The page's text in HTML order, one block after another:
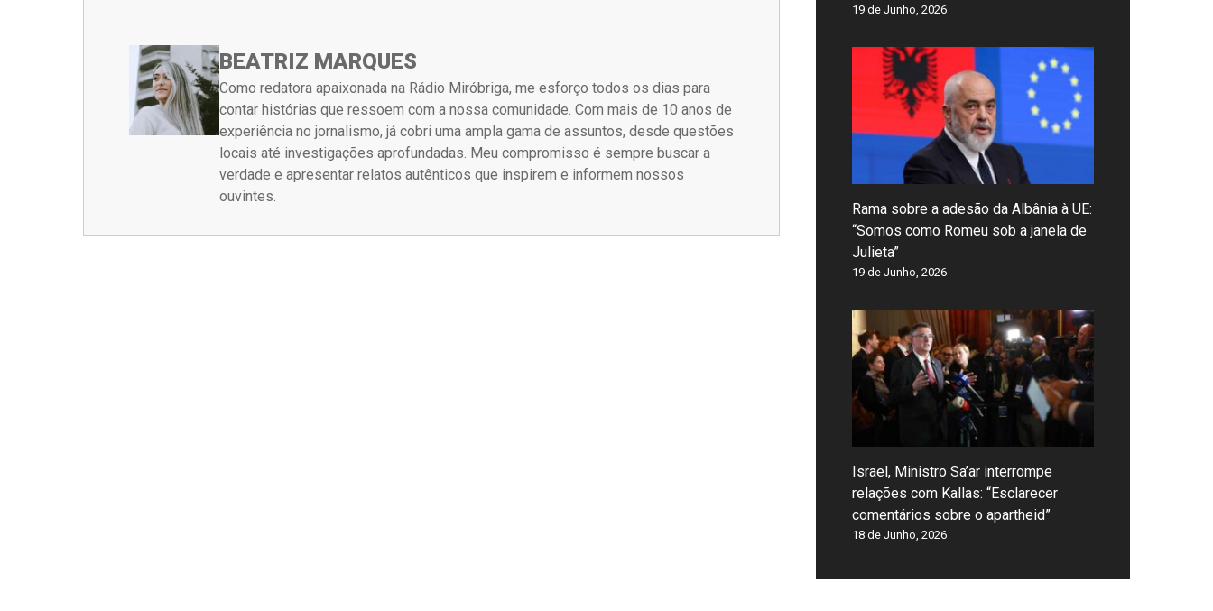
BEATRIZ MARQUES
Como redatora apaixonada na Rádio Miróbriga, me esforço todos os dias para
contar histórias que ressoem com a nossa comunidade. Com mais de 10 anos de
experiência no jornalismo, já cobri uma ampla gama de assuntos, desde questões
locais até investigações aprofundadas. Meu compromisso é sempre buscar a
verdade e apresentar relatos autênticos que inspirem e informem nossos
ouvintes.
19 de Junho, 2026
Rama sobre a adesão da Albânia à UE:
“Somos como Romeu sob a janela de
Julieta”
19 de Junho, 2026
Israel, Ministro Sa’ar interrompe
relações com Kallas: “Esclarecer
comentários sobre o apartheid”
18 de Junho, 2026